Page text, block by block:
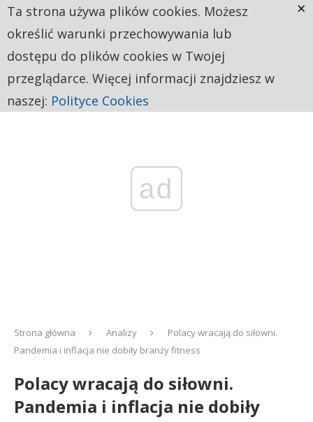
ad
Strona główna Analizy
Polacy wracają do siłowni.
Pandemia i inflacja nie dobiły branży fitness
Polacy wracają do siłowni.
Pandemia i inflacja nie dobiły
Ta strona używa plików cookies. Możesz
określić warunki przechowywania lub
dostępu do plików cookies w Twojej
przeglądarce. Więcej informacji znajdziesz w
naszej: Polityce Cookies
×